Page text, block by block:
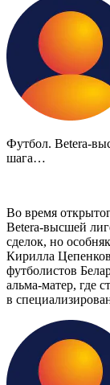
Футбол. Betera-
шага…
Во время
Betera-высшей
сделок, но
Кирилла
футболистов
альма-матер, где
в